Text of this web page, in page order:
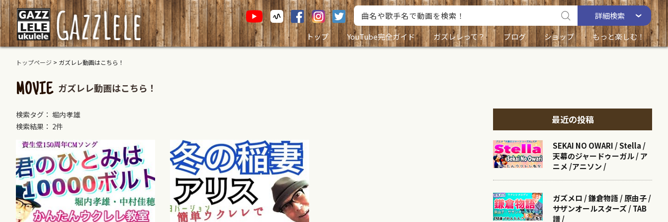
詳細検索
トップ
YouTube完全ガイド ガズレレって？ ブログ ショップ もっと楽しむ！
トップページ > ガズレレ動画はこちら！
MOVIE ガズレレ動画はこちら！
検索タグ： 堀内孝雄
検索結果： 2件
最近の投稿
SEKAI NO OWARI / Stella /
天幕のジャードゥーガル / ア
ニメ /アニソン /
ガズメロ / 鎌倉物語 / 原由子 /
サザンオールスターズ / TAB
譜 /